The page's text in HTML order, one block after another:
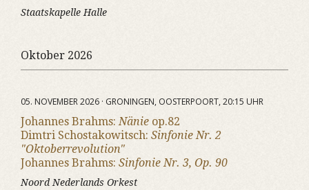
Staatskapelle Halle
Oktober 2026
05. NOVEMBER 2026 · GRONINGEN, OOSTERPOORT, 20:15 UHR
Johannes Brahms:Nänie op.82
Dimtri Schostakowitsch: Sinfonie Nr. 2
"Oktoberrevolution"
Johannes Brahms: Sinfonie Nr. 3, Op. 90
Noord Nederlands Orkest